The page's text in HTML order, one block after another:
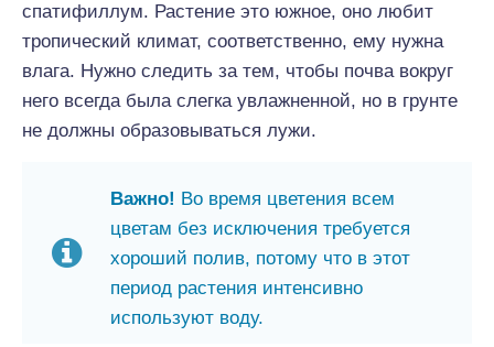
спатифиллум. Растение это южное, оно любит
тропический климат, соответственно, ему нужна
влага. Нужно следить за тем, чтобы почва вокруг
него всегда была слегка увлажненной, но в грунте
не должны образовываться лужи.
Важно! Во время цветения всем
цветам без исключения требуется
хороший полив, потому что в этот
период растения интенсивно
используют воду.